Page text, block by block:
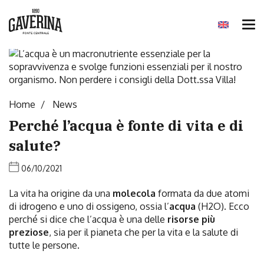
Home News
Perché l’acqua è fonte di vita e di
salute?
06/10/2021
La vita ha origine da una molecola formata da due atomi
di idrogeno e uno di ossigeno, ossia l’acqua (H2O). Ecco
perché si dice che l’acqua è una delle risorse più
preziose, sia per il pianeta che per la vita e la salute di
tutte le persone.